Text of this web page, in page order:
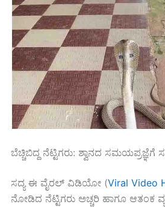
ಬೆಚ್ಚಿಬಿದ್ದ ನೆಟ್ಟಿಗರು: ಶ್ವಾನದ ಸಮಯಪ್ರಜ್ಞೆಗೆ
ಸದ್ಯ ಈ ವೈರಲ್ ವಿಡಿಯೋ (Viral Video
ನೋಡಿದ ನೆಟ್ಟಿಗರು ಅಚ್ಚರಿ ಹಾಗೂ ಆತಂಕ